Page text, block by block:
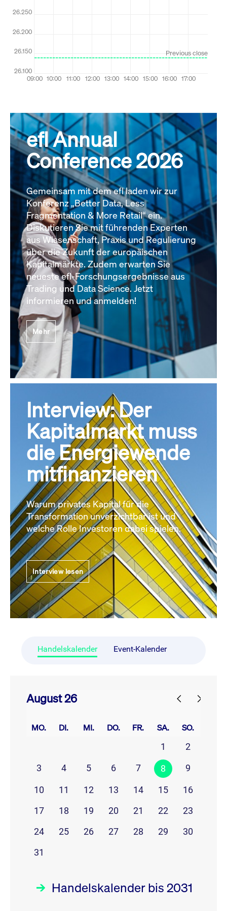
efl Annual
Conference 2026
Gemeinsam mit dem efl laden wir zur
Konferenz „Better Data, Less
Fragmentation & More Retail“ ein.
Diskutieren Sie mit führenden Experten
aus Wissenschaft, Praxis und Regulierung
über die Zukunft der europäischen
Kapitalmärkte. Zudem erwarten Sie
neueste efl-Forschungsergebnisse aus
Trading und Data Science. Jetzt
informieren und anmelden!
Mehr
Interview: Der
Kapitalmarkt muss
die Energiewende
mitfinanzieren
Warum privates Kapital für die
Transformation unverzichtbar ist und
welche Rolle Investoren dabei spielen.
Interview lesen
Handelskalender Event-Kalender
August 26
MO. DI. MI. DO. FR. SA. SO.
1
2
3
4 5 6 7 8 9
10 11 12 13 14 15
16
17
18 19 20 21 22
23
24
25 26 27 28 29
30
31
Handelskalender bis 2031